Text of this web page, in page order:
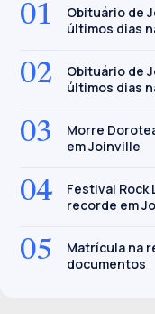
01
Obituário de
últimos dias
02
Obituário de
últimos dias
03
Morre
em Joinville
04
Festival Rock
recorde em
05
Matrícula na
documentos